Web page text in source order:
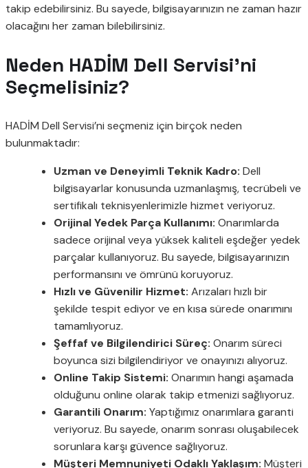
takip edebilirsiniz. Bu sayede, bilgisayarınızın ne zaman hazır
olacağını her zaman bilebilirsiniz.
Neden HADİM Dell Servisi’ni
Seçmelisiniz?
HADİM Dell Servisi’ni seçmeniz için birçok neden
bulunmaktadır:
Uzman ve Deneyimli Teknik Kadro: Dell
bilgisayarlar konusunda uzmanlaşmış, tecrübeli ve
sertifikalı teknisyenlerimizle hizmet veriyoruz.
Orijinal Yedek Parça Kullanımı: Onarımlarda
sadece orijinal veya yüksek kaliteli eşdeğer yedek
parçalar kullanıyoruz. Bu sayede, bilgisayarınızın
performansını ve ömrünü koruyoruz.
Hızlı ve Güvenilir Hizmet: Arızaları hızlı bir
şekilde tespit ediyor ve en kısa sürede onarımını
tamamlıyoruz.
Şeffaf ve Bilgilendirici Süreç: Onarım süreci
boyunca sizi bilgilendiriyor ve onayınızı alıyoruz.
Online Takip Sistemi: Onarımın hangi aşamada
olduğunu online olarak takip etmenizi sağlıyoruz.
Garantili Onarım: Yaptığımız onarımlara garanti
veriyoruz. Bu sayede, onarım sonrası oluşabilecek
sorunlara karşı güvence sağlıyoruz.
Müşteri Memnuniyeti Odaklı Yaklaşım: Müşteri